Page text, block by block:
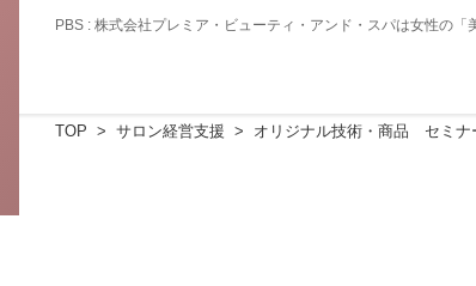
PBS : 株式会社プレミア・ビューティ・アンド・スパは女性の「
TOP サロン経営支援 オリジナル技術・商品 セミナ